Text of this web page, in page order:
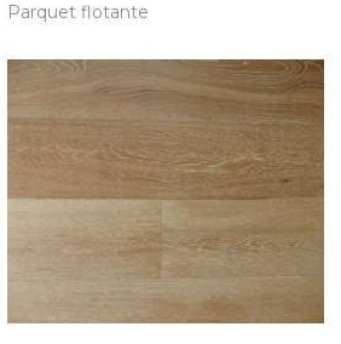
Parquet flotante